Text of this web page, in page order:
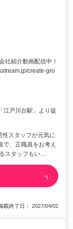
社紹介動画配信中！
create-gro
江戸川台駅」より徒
スタッフが元気に
、正職員をお考え
スタッフもい…
終了日： 2027/04/02